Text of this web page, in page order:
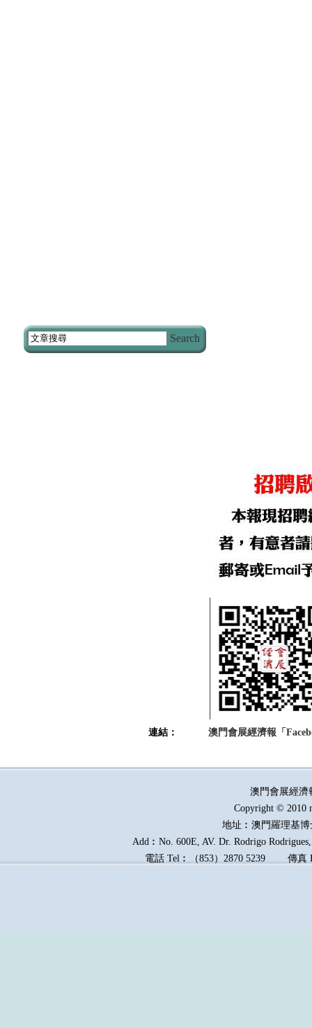
Search
連結： 澳門會展經濟報「
澳門會展經
Copyright © 2010
地址︰澳門羅理基
Add︰No. 600E, AV. Dr. Rodrigo
電話 Tel︰（853）2870 5239傳真